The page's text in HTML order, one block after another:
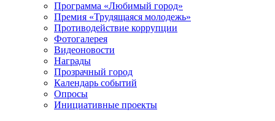
Программа «Любимый город»
Премия «Трудящаяся молодежь»
Противодействие коррупции
Фотогалерея
Видеоновости
Награды
Прозрачный город
Календарь событий
Опросы
Инициативные проекты